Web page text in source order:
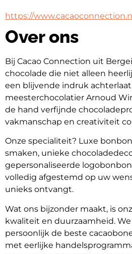
https://
Over ons
Bij Cacao Connection uit
chocolade die niet alleen
een blijvende indruk
meesterchocolatier Arnoud
de hand verfijnde
vakmanschap en creativiteit
Onze specialiteit? Luxe
smaken, unieke
gepersonaliseerde
volledig afgestemd op uw
unieks ontvangt.
Wat ons bijzonder maakt, is
kwaliteit en duurzaamheid.
persoonlijk de beste
met eerlijke